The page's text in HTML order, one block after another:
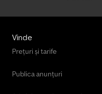
Vinde
Prețuri și tarife
Publica anunțuri